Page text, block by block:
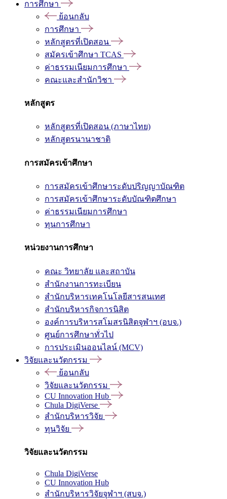
การศึกษา
ย้อนกลับ
การศึกษา
หลักสูตรที่เปิดสอน
สมัครเข้าศึกษา TCAS
ค่าธรรมเนียมการศึกษา
คณะและสำนักวิชา
หลักสูตร
หลักสูตรที่เปิดสอน (ภาษาไทย)
หลักสูตรนานาชาติ
การสมัครเข้าศึกษา
การสมัครเข้าศึกษาระดับปริญญาบัณฑิต
การสมัครเข้าศึกษาระดับบัณฑิตศึกษา
ค่าธรรมเนียมการศึกษา
ทุนการศึกษา
หน่วยงานการศึกษา
คณะ วิทยาลัย และสถาบัน
สำนักงานการทะเบียน
สำนักบริหารเทคโนโลยีสารสนเทศ
สำนักบริหารกิจการนิสิต
องค์การบริหารสโมสรนิสิตจุฬาฯ (อบจ.)
ศูนย์การศึกษาทั่วไป
การประเมินออนไลน์ (MCV)
วิจัยและนวัตกรรม
ย้อนกลับ
วิจัยและนวัตกรรม
CU Innovation Hub
Chula DigiVerse
สำนักบริหารวิจัย
ทุนวิจัย
วิจัยและนวัตกรรม
Chula DigiVerse
CU Innovation Hub
สำนักบริหารวิจัยจุฬาฯ (สบจ.)